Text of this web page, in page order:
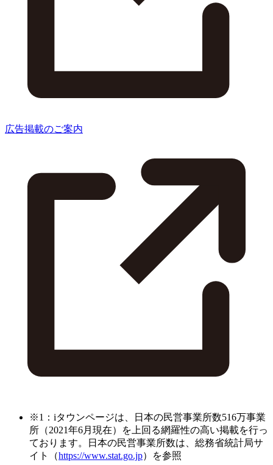
広告掲載のご案内
※1：iタウンページは、日本の民営事業所数516万事業
所（2021年6月現在）を上回る網羅性の高い掲載を行っ
ております。日本の民営事業所数は、総務省統計局サ
イト（https://www.stat.go.jp）を参照